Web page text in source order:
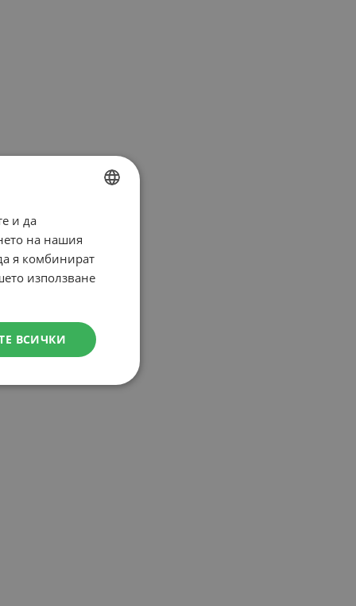
ENGLISH
и да
на нашия
я комбинират
използване
ВСИЧКИ